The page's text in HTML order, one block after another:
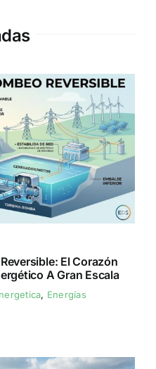
El Corazón
A Gran Escala
, Energías